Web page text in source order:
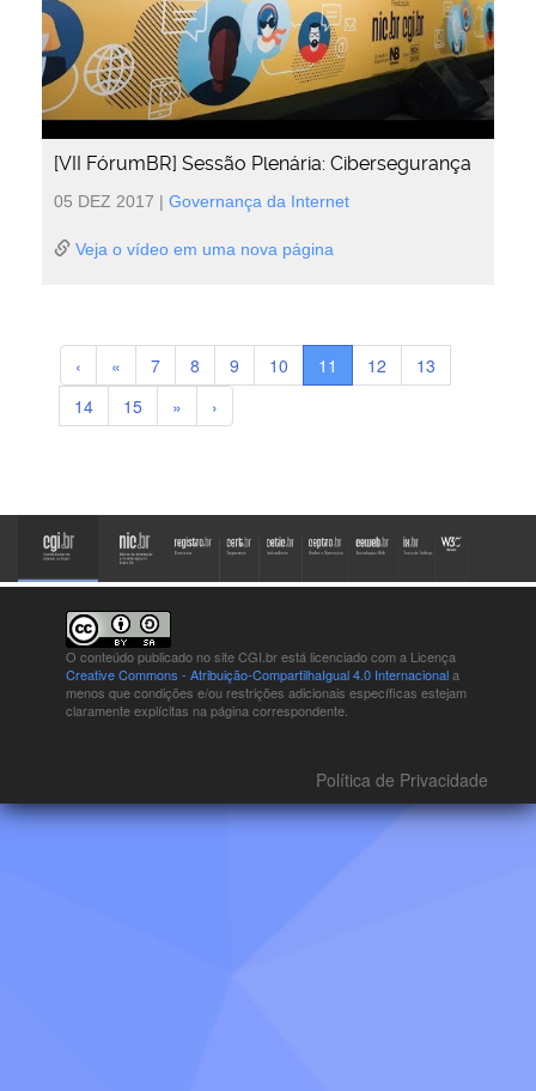
[VII FórumBR] Sessão Plenária: Cibersegurança
05 DEZ 2017 | Governança da Internet
Veja o vídeo em uma nova página
‹ « 7 8 9 10 11 12
13
14
15 » ›
O conteúdo publicado no site CGI.br está licenciado com a Licença
Creative Commons - Atribuição-CompartilhaIgual 4.0 Internacionala
menos que condições e/ou restrições adicionais específicas estejam
claramente explícitas na página correspondente.
Política de Privacidade